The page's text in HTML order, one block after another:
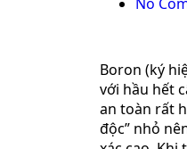
Boron (ký
với hầu hết
an toàn rất
độc” nhỏ